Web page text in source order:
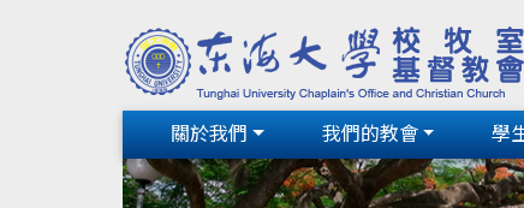
關於我們 我們的教會 學